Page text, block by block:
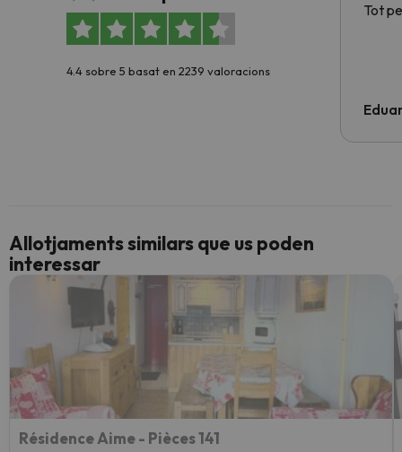
4.4 sobre 5 basat en 2239 valoracions
Tot
Allotjaments similars que us poden
interessar
Résidence Aime - Pièces 141